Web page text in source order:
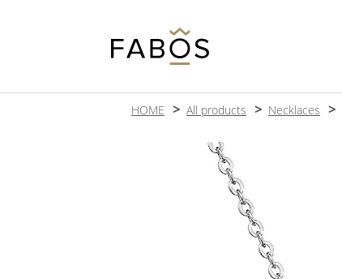
HOME All products Necklaces